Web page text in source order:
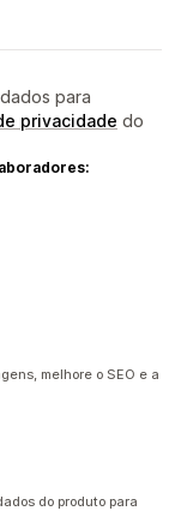
para
privacidade do
melhore o SEO e a
do produto para